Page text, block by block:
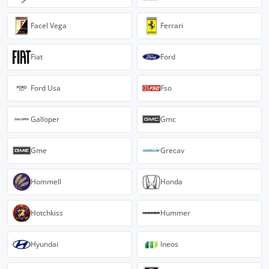
Facel Vega Ferrari
Fiat Ford
Ford Usa Fso
Galloper Gmc
Gme Grecav
Hommell Honda
Hotchkiss Hummer
Hyundai Ineos